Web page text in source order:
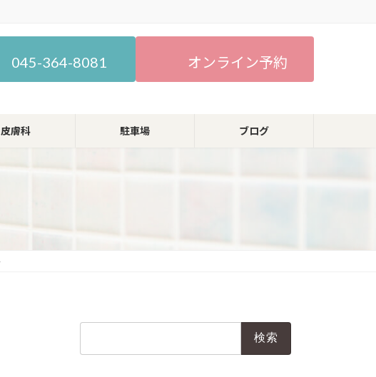
045-364-8081 オンライン予約
皮膚科 駐車場 ブログ